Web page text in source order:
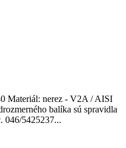
Materiál: nerez - V2A / AISI
balíka sú spravidla
046/5425237...